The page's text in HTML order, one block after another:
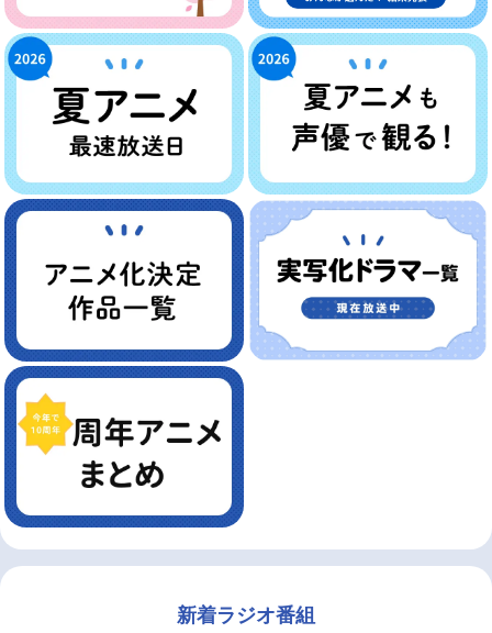
新着ラジオ番組